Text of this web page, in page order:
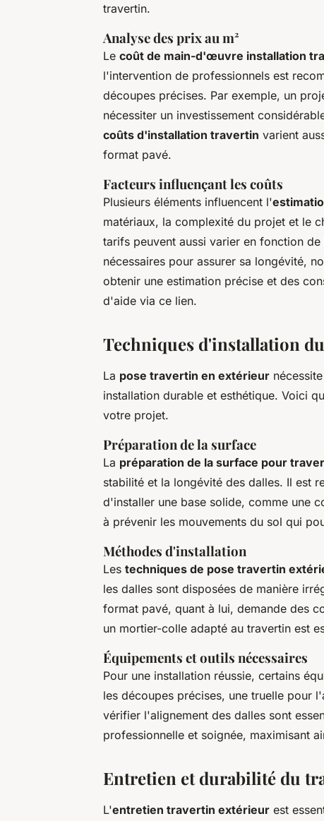
travertin.
Analyse des prix au m²
Le coût de main-d'œuvre installation
l'intervention de professionnels est
découpes précises. Par exemple, un
nécessiter un investissement
coûts d'installation travertin varient
format pavé.
Facteurs influençant les coûts
Plusieurs éléments influencent l'
matériaux, la complexité du projet et le
tarifs peuvent aussi varier en fonction
nécessaires pour assurer sa longévité,
obtenir une estimation précise et des
d'aide via ce lien.
Techniques d'installation
La pose travertin en extérieur
installation durable et esthétique. Voici
votre projet.
Préparation de la surface
La préparation de la surface pour
stabilité et la longévité des dalles. Il est
d'installer une base solide, comme une
à prévenir les mouvements du sol qui
Méthodes d'installation
Les techniques de pose travertin
les dalles sont disposées de manière
format pavé, quant à lui, demande des
un mortier-colle adapté au travertin est
Équipements et outils nécessaires
Pour une installation réussie, certains
les découpes précises, une truelle pour
vérifier l'alignement des dalles sont
professionnelle et soignée, maximisant
Entretien et durabilité du
L'entretien travertin extérieur est